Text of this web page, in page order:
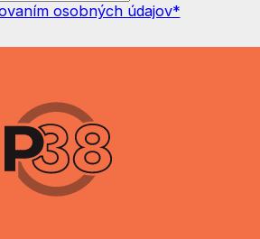
osobných údajov*